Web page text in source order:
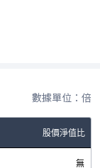
數據單位：倍
股價淨值比
無